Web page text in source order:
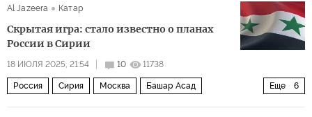
Al Jazeera
Катар
Скрытая игра: стало известно о планах
России в Сирии
18 ИЮЛЯ 2025, 21:54 10 11738
Еще 6
Россия Сирия Москва Башар Асад